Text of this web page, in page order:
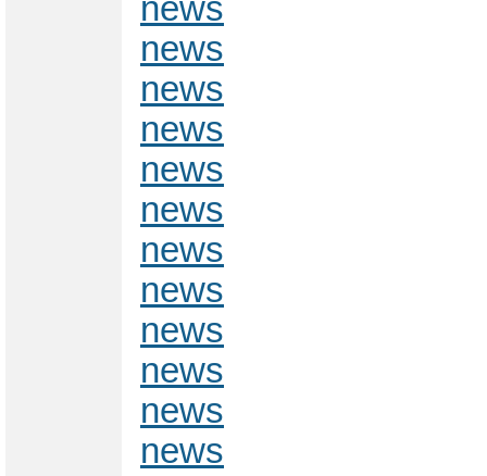
news
news
news
news
news
news
news
news
news
news
news
news